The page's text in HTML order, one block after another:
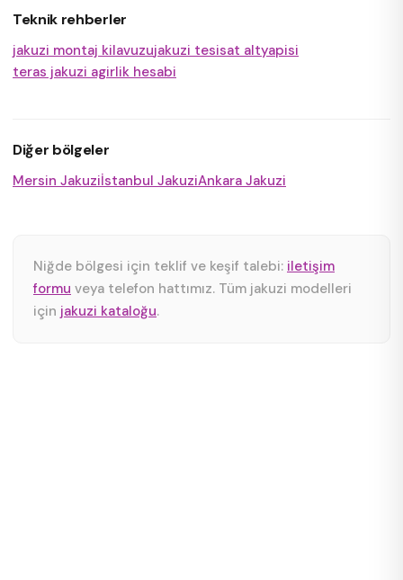
Teknik rehberler
jakuzi montaj kilavuzujakuzi tesisat altyapisi
teras jakuzi agirlik hesabi
Diğer bölgeler
Mersin Jakuziİstanbul JakuziAnkara Jakuzi
Niğde bölgesi için teklif ve keşif talebi: iletişim
formu veya telefon hattımız. Tüm jakuzi modelleri
için jakuzi kataloğu.